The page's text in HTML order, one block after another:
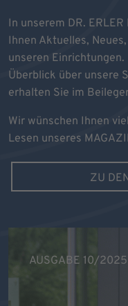
In unserem DR.
Ihnen Aktuelles,
unseren
Überblick über unsere
erhalten Sie im
Wir wünschen Ihnen
Lesen unseres
ZU
AUSGABE 10/2025